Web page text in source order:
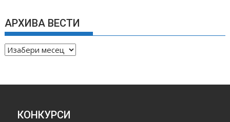
АРХИВА ВЕСТИ
А
И
КОНКУРСИ